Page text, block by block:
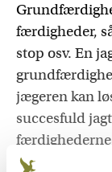
færdigheder,
stop osv. En
jægeren kan
succesfuld
indlæring,